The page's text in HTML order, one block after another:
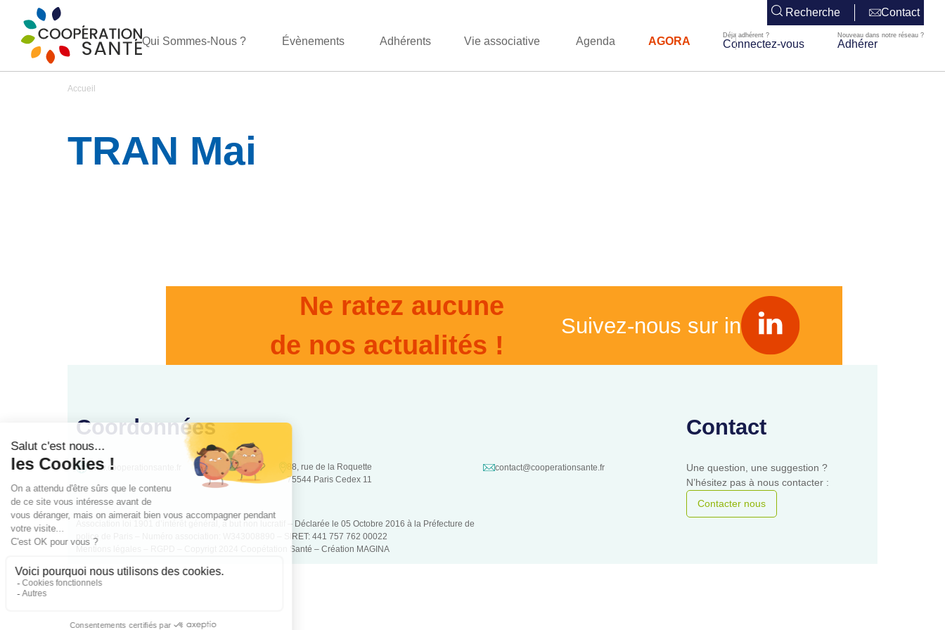
Recherche Contact
Qui Sommes-Nous ? Évènements Adhérents Vie associative Agenda AGORA Connectez-vous Adhérer
Accueil
TRAN Mai
Ne ratez aucune
de nos actualités !
Suivez-nous sur in
Coordonnées
www.cooperationsante.fr
88, rue de la Roquette
75544 Paris Cedex 11
contact@cooperationsante.fr
Contact
Une question, une suggestion ?
N’hésitez pas à nous contacter :
Contacter nous
Association loi 1901 d’intérêt général, à but non lucratif – Déclarée le 05 Octobre 2016 à la Préfecture de
police de Paris – Numéro association: W343008890 – SIRET: 441 757 762 00022
– RGPD – Copyrigt 2024 Coopétation Santé – Création MAGINA